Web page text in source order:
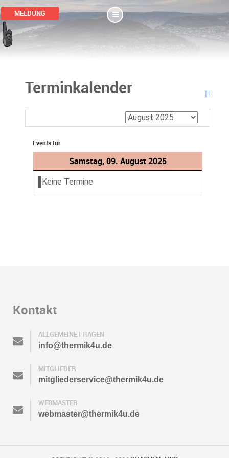
MELDUNG
Terminkalender
Events für
Samstag, 09. August 2025
Keine Termine
Kontakt
ALLGEMEINE FRAGEN
info@thermik4u.de
MITGLIEDER
mitgliederservice@thermik4u.de
WEBMASTER
webmaster@thermik4u.de